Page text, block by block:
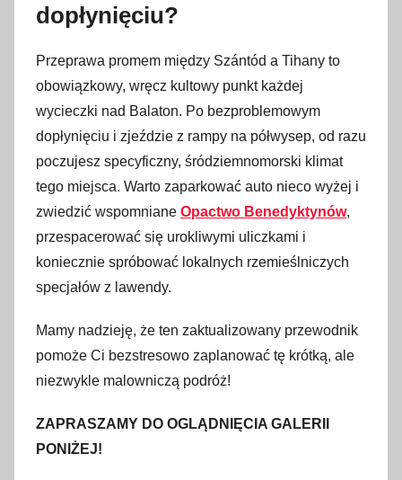
dopłynięciu?
Przeprawa promem między Szántód a Tihany to
obowiązkowy, wręcz kultowy punkt każdej
wycieczki nad Balaton. Po bezproblemowym
dopłynięciu i zjeździe z rampy na półwysep, od razu
poczujesz specyficzny, śródziemnomorski klimat
tego miejsca. Warto zaparkować auto nieco wyżej i
zwiedzić wspomniane Opactwo Benedyktynów,
przespacerować się urokliwymi uliczkami i
koniecznie spróbować lokalnych rzemieślniczych
specjałów z lawendy.
Mamy nadzieję, że ten zaktualizowany przewodnik
pomoże Ci bezstresowo zaplanować tę krótką, ale
niezwykle malowniczą podróż!
ZAPRASZAMY DO OGLĄDNIĘCIA GALERII
PONIŻEJ!